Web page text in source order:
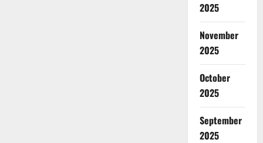
2025
November
2025
October
2025
September
2025